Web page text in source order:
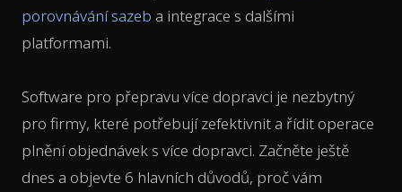
porovnávání sazeb a integrace s dalšími
platformami.
Software pro přepravu více dopravci je nezbytný
pro firmy, které potřebují zefektivnit a řídit operace
plnění objednávek s více dopravci. Začněte ještě
dnes a objevte 6 hlavních důvodů, proč vám